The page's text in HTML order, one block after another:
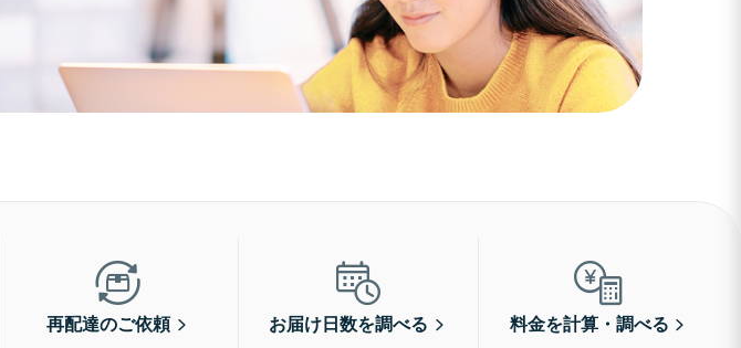
再配達のご依頼 お届け日数を調べる 料金を計算・調べる